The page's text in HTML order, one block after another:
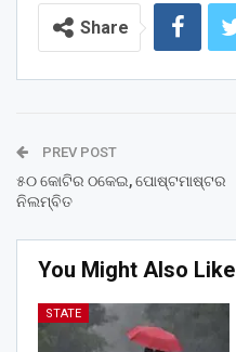
Share
PREV POST
୫୦ କୋଟିର ଠକେଇ, ପୋଷ୍ଟମାଷ୍ଟର
ନିଲମ୍ବିତ
You Might Also Like
STATE